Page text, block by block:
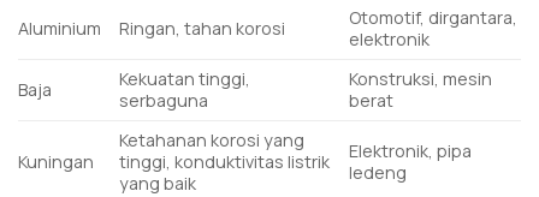
Aluminium Ringan, tahan korosi
Otomotif, dirgantara,
elektronik
Baja
Kekuatan tinggi,
serbaguna
Konstruksi, mesin
berat
Kuningan
Ketahanan korosi yang
tinggi, konduktivitas listrik
yang baik
Elektronik, pipa
ledeng